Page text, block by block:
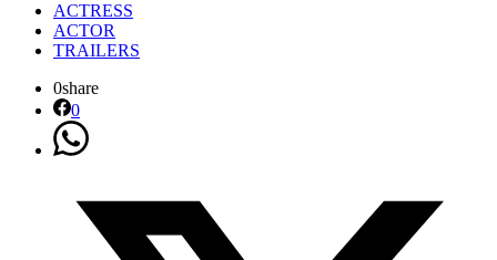
ACTRESS
ACTOR
TRAILERS
0share
0